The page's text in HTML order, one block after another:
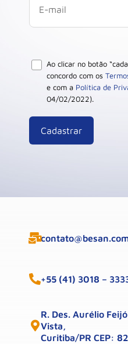
Ao clicar no botão
concordo com os
e com a Política de
04/02/2022).
+55 (41) 3018 –
R. Des. Aurélio
Vista,
Curitiba/PR CEP: